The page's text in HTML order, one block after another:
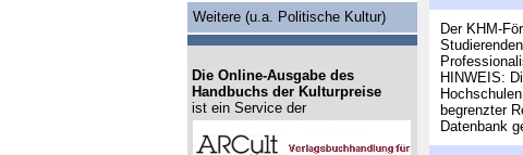
Der KHM-
HINWEIS:
begrenzter
Datenbank
Weitere (u.a. Politische Kultur)
Die Online-Ausgabe des
Handbuchs der Kulturpreise
ist ein Service der